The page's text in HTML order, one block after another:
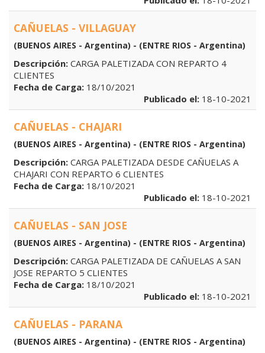
CAÑUELAS - VILLAGUAY
(BUENOS AIRES - Argentina) - (ENTRE RIOS - Argentina)
Descripción: CARGA PALETIZADA CON REPARTO 4
CLIENTES
Fecha de Carga: 18/10/2021
Publicado el: 18-10-2021
CAÑUELAS - CHAJARI
(BUENOS AIRES - Argentina) - (ENTRE RIOS - Argentina)
Descripción: CARGA PALETIZADA DESDE CAÑUELAS A
CHAJARI CON REPARTO 6 CLIENTES
Fecha de Carga: 18/10/2021
Publicado el: 18-10-2021
CAÑUELAS - SAN JOSE
(BUENOS AIRES - Argentina) - (ENTRE RIOS - Argentina)
Descripción: CARGA PALETIZADA DE CAÑUELAS A SAN
JOSE REPARTO 5 CLIENTES
Fecha de Carga: 18/10/2021
Publicado el: 18-10-2021
CAÑUELAS - PARANA
(BUENOS AIRES - Argentina) - (ENTRE RIOS - Argentina)